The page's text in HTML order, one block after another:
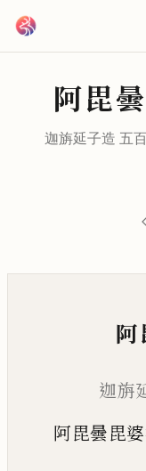
阿毘
迦旃延子造 五
迦旃
阿毘曇毘